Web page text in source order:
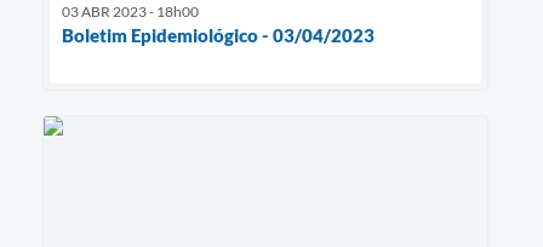
03 ABR 2023 - 18h00
Boletim Epidemiológico - 03/04/2023